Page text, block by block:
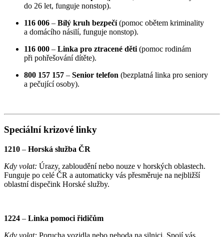
do 26 let, funguje nonstop).
116 006 – Bílý kruh bezpečí(pomoc obětem kriminality
a domácího násilí, funguje nonstop).
116 000 – Linka pro ztracené děti (pomoc rodinám
při pohřešování dítěte).
800 157 157 – Senior telefon (bezplatná linka pro seniory
a pečující osoby).
Speciální krizové linky
1210 – Horská služba ČR
Kdy volat: Úrazy, zabloudění nebo nouze v horských oblastech.
Funguje po celé ČR a automaticky vás přesměruje na nejbližší
oblastní dispečink Horské služby.
1224 – Linka pomoci řidičům
Kdy volat: Porucha vozidla nebo nehoda na silnici. Spojí vás